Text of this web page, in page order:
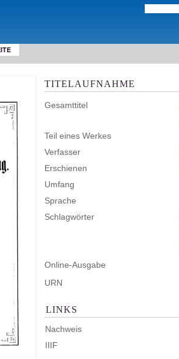
TITELAUFNAHME
Gesamttitel
Teil eines Werkes
Verfasser
Erschienen
Umfang
Sprache
Schlagwörter
Online-Ausgabe
URN
LINKS
Nachweis
IIIF